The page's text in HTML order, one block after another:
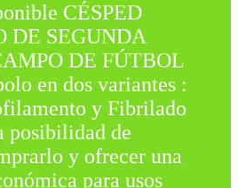
CÉSPED
DE SEGUNDA
DE FÚTBOL
en dos variantes :
y Fibrilado
posibilidad de
y ofrecer una
para usos